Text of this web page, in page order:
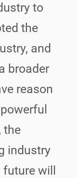
to
the
and
broader
reason
the
industry
will